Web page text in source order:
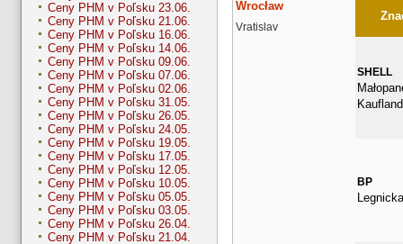
Ceny PHM v Poľsku 23.06.
Ceny PHM v Poľsku 21.06.
Ceny PHM v Poľsku 16.06.
Ceny PHM v Poľsku 14.06.
Ceny PHM v Poľsku 09.06.
Ceny PHM v Poľsku 07.06.
Ceny PHM v Poľsku 02.06.
Ceny PHM v Poľsku 31.05.
Ceny PHM v Poľsku 26.05.
Ceny PHM v Poľsku 24.05.
Ceny PHM v Poľsku 19.05.
Ceny PHM v Poľsku 17.05.
Ceny PHM v Poľsku 12.05.
Ceny PHM v Poľsku 10.05.
Ceny PHM v Poľsku 05.05.
Ceny PHM v Poľsku 03.05.
Ceny PHM v Poľsku 26.04.
Ceny PHM v Poľsku 21.04.
Wrocław
Vratislav
SHELL
BP